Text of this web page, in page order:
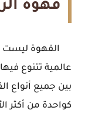
قهوة
القهوة ليست
عالمية تتنوع
بين جميع أنواع
كواحدة من أكثر